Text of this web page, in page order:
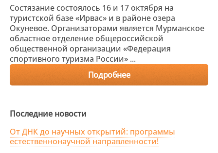
Состязание состоялось 16 и 17 октября на
туристской базе «Ирвас» и в районе озера
Окуневое. Организаторами является Мурманское
областное отделение общероссийской
общественной организации «Федерация
спортивного туризма России» ...
Подробнее
Последние новости
От ДНК до научных открытий: программы
естественнонаучной направленности!